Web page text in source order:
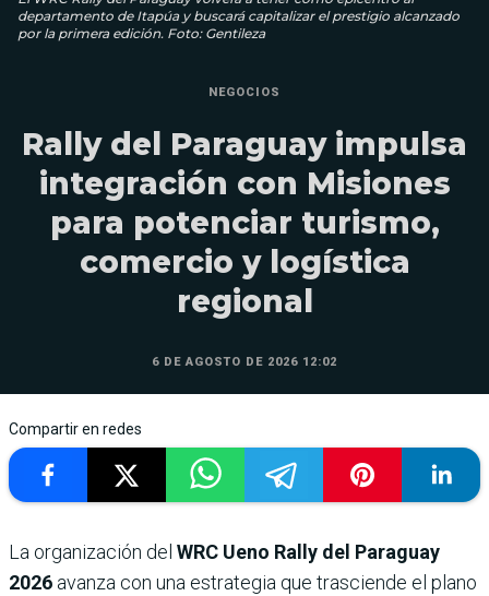
departamento de Itapúa y buscará capitalizar el prestigio alcanzado
por la primera edición. Foto: Gentileza
NEGOCIOS
Rally del Paraguay impulsa
integración con Misiones
para potenciar turismo,
comercio y logística
regional
6 DE AGOSTO DE 2026 12:02
Compartir en redes
La organización del WRC Ueno Rally del Paraguay
2026 avanza con una estrategia que trasciende el plano